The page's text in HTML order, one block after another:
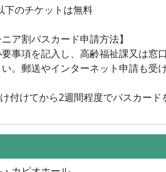
下のチケットは無料
ニア割パスカード申請方法】
事項を記入し、高齢福祉課又は窓
。郵送やインターネット申請も受
付けてから2週間程度でパスカード